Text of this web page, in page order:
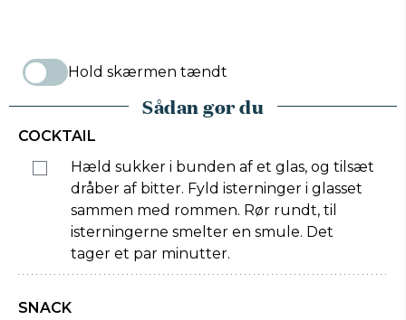
Hold skærmen tændt
Sådan gør du
COCKTAIL
Hæld sukker i bunden af et glas, og tilsæt
dråber af bitter. Fyld isterninger i glasset
sammen med rommen. Rør rundt, til
isterningerne smelter en smule. Det
tager et par minutter.
SNACK